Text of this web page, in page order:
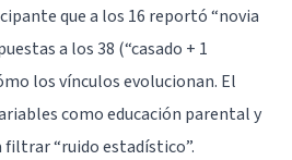
que a los 16 reportó “novia
a los 38 (“casado + 1
los vínculos evolucionan. El
como educación parental y
“ruido estadístico”.